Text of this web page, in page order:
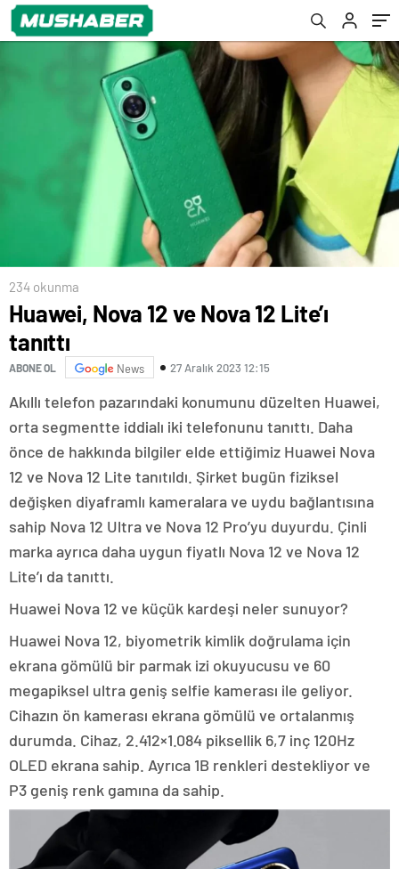
234 okunma
Huawei, Nova 12 ve Nova 12 Lite’ı
tanıttı
ABONE OL News 27 Aralık 2023 12:15
Akıllı telefon pazarındaki konumunu düzelten Huawei,
orta segmentte iddialı iki telefonunu tanıttı. Daha
önce de hakkında bilgiler elde ettiğimiz Huawei Nova
12 ve Nova 12 Lite tanıtıldı. Şirket bugün fiziksel
değişken diyaframlı kameralara ve uydu bağlantısına
sahip Nova 12 Ultra ve Nova 12 Pro’yu duyurdu. Çinli
marka ayrıca daha uygun fiyatlı Nova 12 ve Nova 12
Lite’ı da tanıttı.
Huawei Nova 12 ve küçük kardeşi neler sunuyor?
Huawei Nova 12, biyometrik kimlik doğrulama için
ekrana gömülü bir parmak izi okuyucusu ve 60
megapiksel ultra geniş selfie kamerası ile geliyor.
Cihazın ön kamerası ekrana gömülü ve ortalanmış
durumda. Cihaz, 2.412×1.084 piksellik 6,7 inç 120Hz
OLED ekrana sahip. Ayrıca 1B renkleri destekliyor ve
P3 geniş renk gamına da sahip.